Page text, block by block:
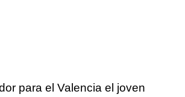
para el Valencia el joven